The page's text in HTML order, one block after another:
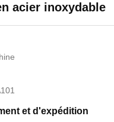
acier inoxydable
et d'expédition